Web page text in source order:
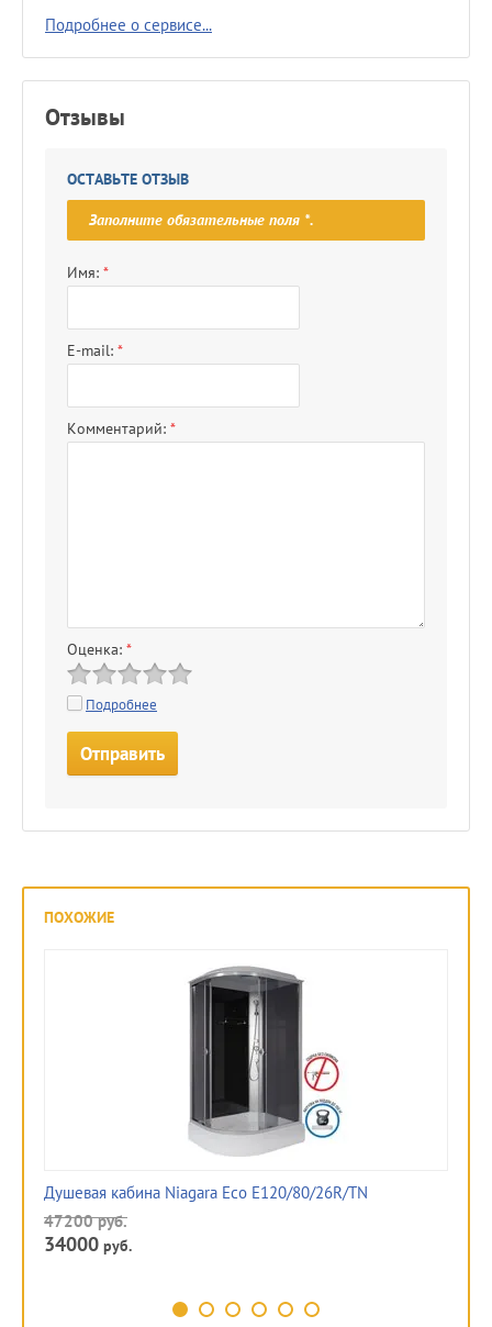
Подробнее о сервисе...
Отзывы
ОСТАВЬТЕ ОТЗЫВ
Заполните обязательные поля *.
Имя: *
E-mail: *
Комментарий: *
Оценка: *
Подробнее
ПОХОЖИЕ
Душевая кабина Niagara Eco E120/80/26R/TN
47200руб.
34000 руб.